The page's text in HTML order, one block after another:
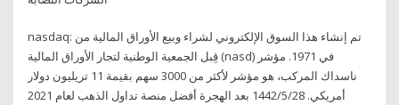
nasdaq: تم إنشاء هذا السوق الإلكتروني لشراء وبيع الأوراق المالية من
قِبل الجمعية الوطنية لتجار الأوراق المالية (nasd) في 1971. مؤشر
ناسداك المركب، هو مؤشر لأكثر من 3000 سهم بقيمة 11 تريليون دولار
أمريكي. 28‏‏/5‏‏/1442 بعد الهجرة أفضل منصة تداول الذهب لعام 2021